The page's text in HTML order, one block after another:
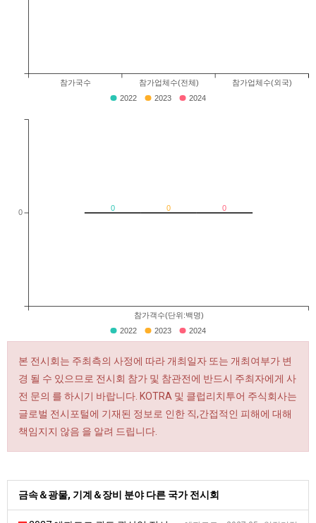
참가국수 참가업체수(전체) 참가업체수(외국)
2022 2023 2024
0 0 0
참가객수(단위:백명)
0
2022 2023 2024
본 전시회는 주최측의 사정에 따라 개최일자 또는 개최여부가 변
경 될 수 있으므로 전시회 참가 및 참관전에 반드시 주최자에게 사
전 문의 를 하시기 바랍니다. KOTRA 및 클럽리치투어 주식회사는
글로벌 전시포털에 기재된 정보로 인한 직,간접적인 피해에 대해
책임지지 않음 을 알려 드립니다.
금속＆광물, 기계＆장비 분야 다른 국가 전시회